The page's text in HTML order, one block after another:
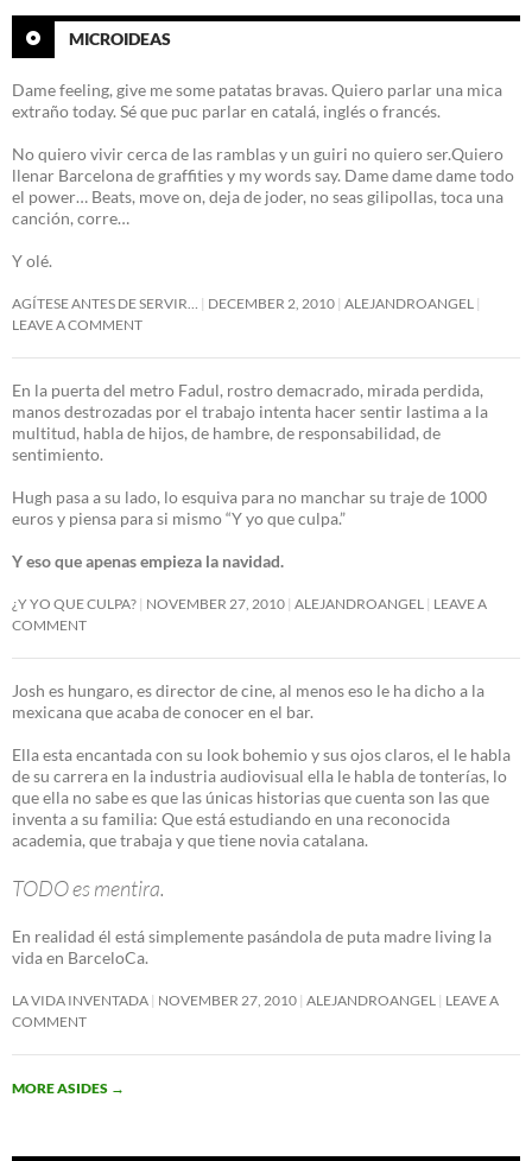
MICROIDEAS
Dame feeling, give me some patatas bravas. Quiero parlar una mica
extraño today. Sé que puc parlar en catalá, inglés o francés.
No quiero vivir cerca de las ramblas y un guiri no quiero ser.Quiero
llenar Barcelona de graffities y my words say. Dame dame dame todo
el power… Beats, move on, deja de joder, no seas gilipollas, toca una
canción, corre…
Y olé.
AGÍTESE ANTES DE SERVIR… DECEMBER 2, 2010 ALEJANDROANGEL
LEAVE A COMMENT
En la puerta del metro Fadul, rostro demacrado, mirada perdida,
manos destrozadas por el trabajo intenta hacer sentir lastima a la
multitud, habla de hijos, de hambre, de responsabilidad, de
sentimiento.
Hugh pasa a su lado, lo esquiva para no manchar su traje de 1000
euros y piensa para si mismo “Y yo que culpa.”
Y eso que apenas empieza la navidad.
¿Y YO QUE CULPA? NOVEMBER 27, 2010 ALEJANDROANGEL
LEAVE A
COMMENT
Josh es hungaro, es director de cine, al menos eso le ha dicho a la
mexicana que acaba de conocer en el bar.
Ella esta encantada con su look bohemio y sus ojos claros, el le habla
de su carrera en la industria audiovisual ella le habla de tonterías, lo
que ella no sabe es que las únicas historias que cuenta son las que
inventa a su familia: Que está estudiando en una reconocida
academia, que trabaja y que tiene novia catalana.
TODO es mentira.
En realidad él está simplemente pasándola de puta madre living la
vida en BarceloCa.
LA VIDA INVENTADA NOVEMBER 27, 2010 ALEJANDROANGEL
LEAVE A
COMMENT
MORE ASIDES →